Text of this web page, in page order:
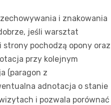
i znakowania
jeśli warsztat
strony pochodzą opony oraz
przy kolejnym
(paragon z
adnotacja o stanie
i pozwala porównać